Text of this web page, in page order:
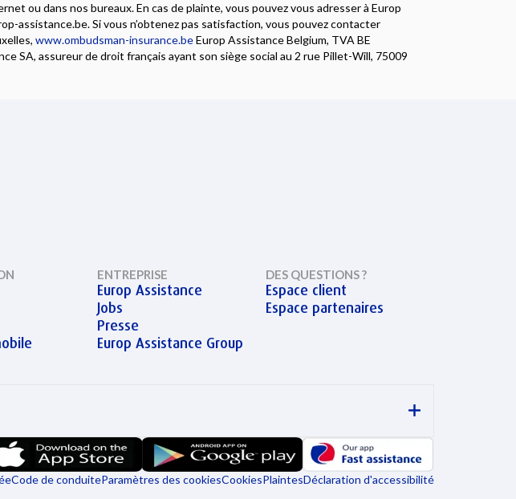
ou dans nos bureaux. En cas de plainte, vous pouvez vous adresser à Europ
assistance.be. Si vous n’obtenez pas satisfaction, vous pouvez contacter
www.ombudsman-insurance.beEurop Assistance Belgium, TVA BE
SA, assureur de droit français ayant son siège social au 2 rue Pillet-Will, 75009
ENTREPRISE
Europ Assistance
Jobs
Presse
Europ Assistance Group
DES QUESTIONS ?
Espace client
Espace partenaires
Code de conduiteParamètres des cookiesCookiesPlaintesDéclaration d'accessibilité